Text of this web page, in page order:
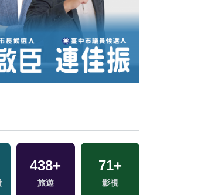
438+
旅遊
71+
影視